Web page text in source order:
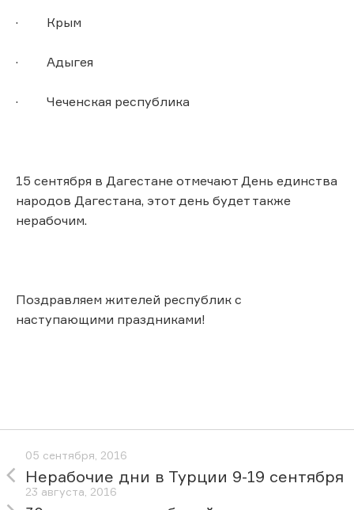
· Крым
· Адыгея
· Чеченская республика
15 сентября в Дагестане отмечают День единства
народов Дагестана, этот день будет также
нерабочим.
Поздравляем жителей республик с
наступающими праздниками!
05 сентября, 2016
Нерабочие дни в Турции 9-19 сентября
23 августа, 2016